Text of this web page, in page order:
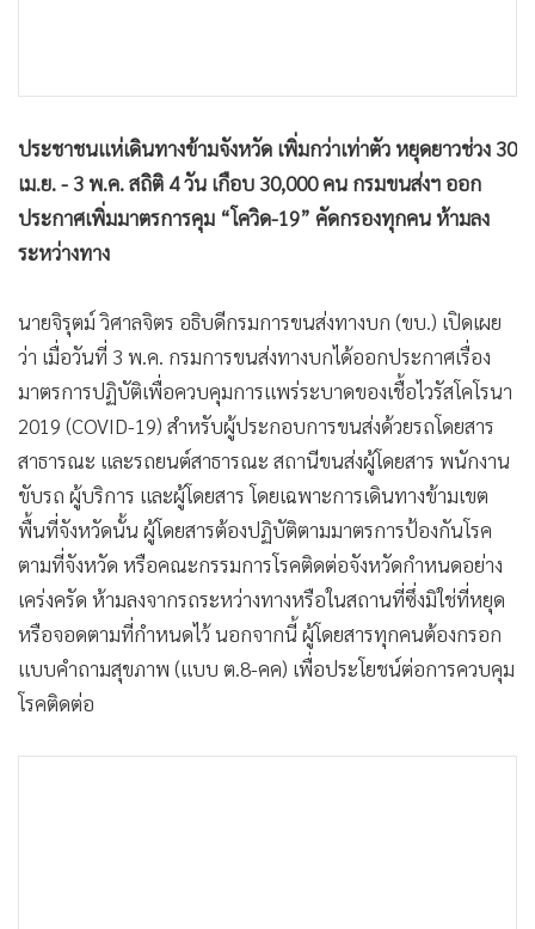
• News1
• Gotomanager
ประชาชนแห่เดินทางข้ามจังหวัด เพิ่มกว่าเท่าตัว หยุดยาวช่วง 30
เม.ย. - 3 พ.ค. สถิติ 4 วัน เกือบ 30,000 คน กรมขนส่งฯ ออก
ประกาศเพิ่มมาตรการคุม “โควิด-19” คัดกรองทุกคน ห้ามลง
ระหว่างทาง
นายจิรุตม์ วิศาลจิตร อธิบดีกรมการขนส่งทางบก (ขบ.) เปิดเผย
ว่า เมื่อวันที่ 3 พ.ค. กรมการขนส่งทางบกได้ออกประกาศเรื่อง
มาตรการปฏิบัติเพื่อควบคุมการแพร่ระบาดของเชื้อไวรัสโคโรนา
2019 (COVID-19) สำหรับผู้ประกอบการขนส่งด้วยรถโดยสาร
สาธารณะ และรถยนต์สาธารณะ สถานีขนส่งผู้โดยสาร พนักงาน
ขับรถ ผู้บริการ และผู้โดยสาร โดยเฉพาะการเดินทางข้ามเขต
พื้นที่จังหวัดนั้น ผู้โดยสารต้องปฏิบัติตามมาตรการป้องกันโรค
ตามที่จังหวัด หรือคณะกรรมการโรคติดต่อจังหวัดกำหนดอย่าง
เคร่งครัด ห้ามลงจากรถระหว่างทางหรือในสถานที่ซึ่งมิใช่ที่หยุด
หรือจอดตามที่กำหนดไว้ นอกจากนี้ ผู้โดยสารทุกคนต้องกรอก
แบบคำถามสุขภาพ (แบบ ต.8-คค) เพื่อประโยชน์ต่อการควบคุม
โรคติดต่อ